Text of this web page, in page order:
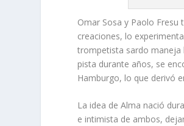
Omar Sosa y Paolo Fresu
creaciones, lo
trompetista sardo maneja
pista durante años, se
Hamburgo, lo que derivó
La idea deAlma nació
e intimista de ambos,